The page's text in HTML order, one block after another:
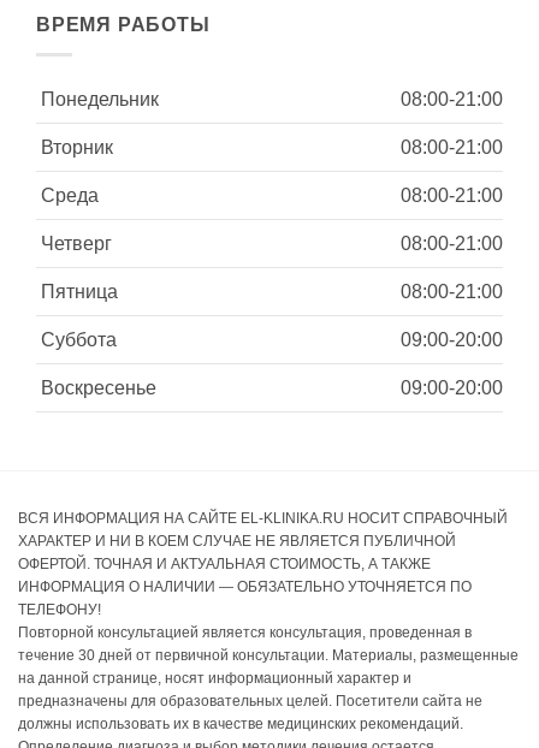
ВРЕМЯ РАБОТЫ
Понедельник 08:00-21:00
Вторник 08:00-21:00
Среда 08:00-21:00
Четверг 08:00-21:00
Пятница 08:00-21:00
Суббота 09:00-20:00
Воскресенье 09:00-20:00
ВСЯ ИНФОРМАЦИЯ НА САЙТЕ EL-KLINIKA.RU НОСИТ СПРАВОЧНЫЙ
ХАРАКТЕР И НИ В КОЕМ СЛУЧАЕ НЕ ЯВЛЯЕТСЯ ПУБЛИЧНОЙ
ОФЕРТОЙ. ТОЧНАЯ И АКТУАЛЬНАЯ СТОИМОСТЬ, А ТАКЖЕ
ИНФОРМАЦИЯ О НАЛИЧИИ — ОБЯЗАТЕЛЬНО УТОЧНЯЕТСЯ ПО
ТЕЛЕФОНУ!
Повторной консультацией является консультация, проведенная в
течение 30 дней от первичной консультации. Материалы, размещенные
на данной странице, носят информационный характер и
предназначены для образовательных целей. Посетители сайта не
должны использовать их в качестве медицинских рекомендаций.